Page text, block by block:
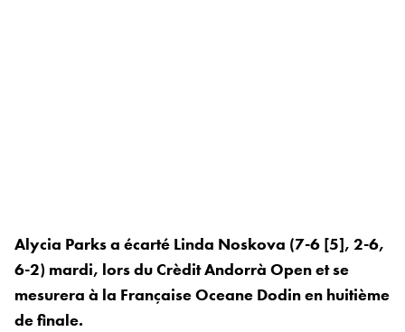
Alycia Parks a écarté Linda Noskova (7-6 [5], 2-6,
6-2) mardi, lors du Crèdit Andorrà Open et se
mesurera à la Française Oceane Dodin en huitième
de finale.